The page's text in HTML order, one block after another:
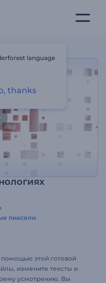
пиксели
помощью этой готовой
измените тексты и
усмотрению. Вы
language
thanks